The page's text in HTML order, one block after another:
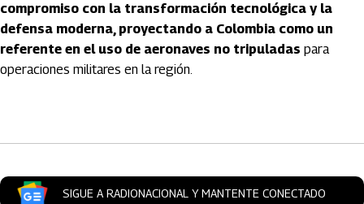
compromiso con la transformación tecnológica y la
defensa moderna, proyectando a Colombia como un
referente en el uso de aeronaves no tripuladas para
operaciones militares en la región.
SIGUE A RADIONACIONAL Y MANTENTE CONECTADO